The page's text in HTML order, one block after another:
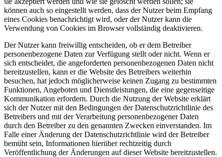
können auch so eingestellt werden, dass der Nutzer beim Empfang
eines Cookies benachrichtigt wird, oder der Nutzer kann die
Verwendung von Cookies im Browser vollständig deaktivieren.
Der Nutzer kann freiwillig entscheiden, ob er dem Betreiber
personenbezogene Daten zur Verfügung stellt oder nicht. Wenn er
sich entscheidet, die angeforderten personenbezogenen Daten nicht
bereitzustellen, kann er die Website des Betreibers weiterhin
besuchen, hat jedoch möglicherweise keinen Zugang zu bestimmten
Funktionen, Angeboten und Dienstleistungen, die eine gegenseitige
Kommunikation erfordern. Durch die Nutzung der Website erklärt
sich der Nutzer mit den Bedingungen der Datenschutzrichtlinie des
Betreibers und mit der Verarbeitung personenbezogener Daten
durch den Betreiber zu den genannten Zwecken einverstanden. Im
Falle einer Änderung der Datenschutzrichtlinie wird der Betreiber
bemüht sein, Informationen hierüber rechtzeitig durch
Veröffentlichung der Änderungen auf dieser Website bereitzustellen.